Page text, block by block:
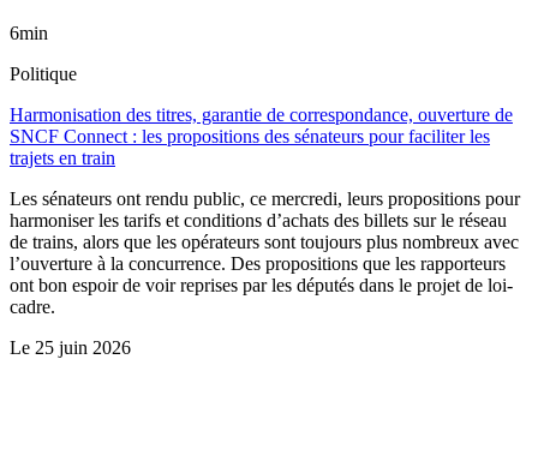
6min
Politique
Harmonisation des titres, garantie de correspondance, ouverture de
SNCF Connect : les propositions des sénateurs pour faciliter les
trajets en train
Les sénateurs ont rendu public, ce mercredi, leurs propositions pour
harmoniser les tarifs et conditions d’achats des billets sur le réseau
de trains, alors que les opérateurs sont toujours plus nombreux avec
l’ouverture à la concurrence. Des propositions que les rapporteurs
ont bon espoir de voir reprises par les députés dans le projet de loi-
cadre.
Le 25 juin 2026